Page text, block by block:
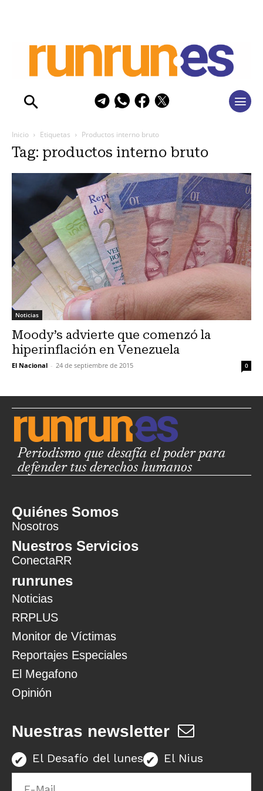
Inicio Etiquetas Productos interno bruto
Tag: productos interno bruto
Noticias
Moody’s advierte que comenzó la
hiperinflación en Venezuela
El Nacional - 24 de septiembre de 2015 0
Periodismo que desafía el poder para
defender tus derechos humanos
Quiénes Somos
Nosotros
Nuestros Servicios
ConectaRR
runrunes
Noticias
RRPLUS
Monitor de Víctimas
Reportajes Especiales
El Megafono
Opinión
Nuestras newsletter
El Desafío del lunes El Nius